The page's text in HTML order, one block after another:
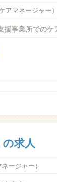
アマネージャー）
事業所でのケ
求人
ージャー）